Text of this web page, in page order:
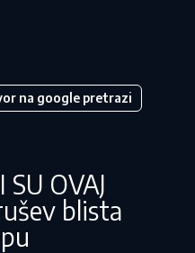
na google pretrazi
OVAJ
blista